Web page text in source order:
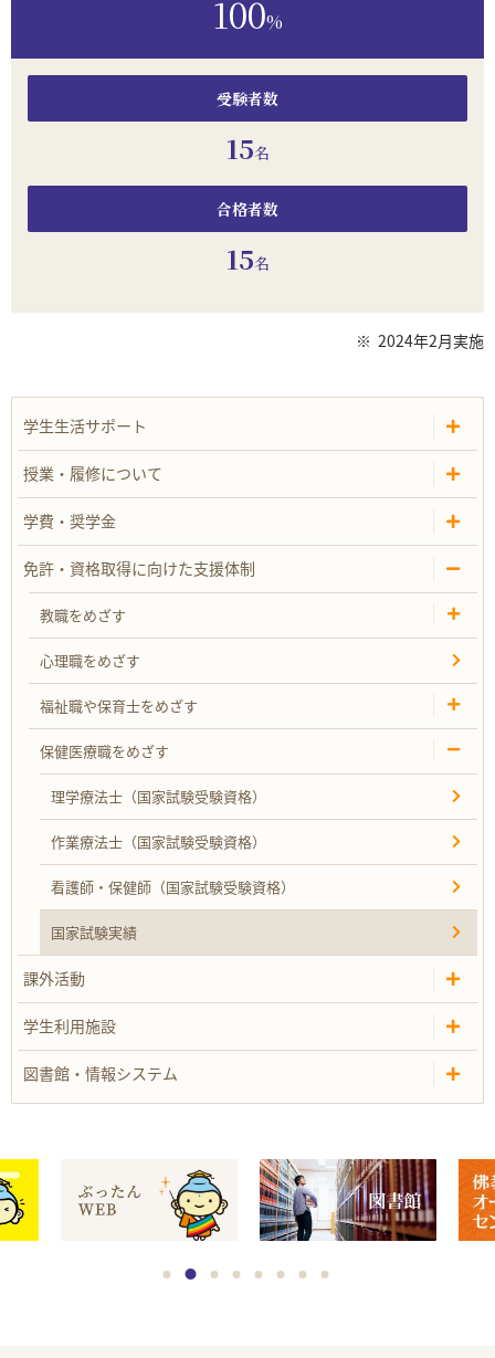
100%
受験者数
15名
合格者数
15名
※ 2024年2月実施
学生生活サポート
授業・履修について
学費・奨学金
免許・資格取得に向けた支援体制
教職をめざす
心理職をめざす
福祉職や保育士をめざす
保健医療職をめざす
理学療法士（国家試験受験資格）
作業療法士（国家試験受験資格）
看護師・保健師（国家試験受験資格）
国家試験実績
課外活動
学生利用施設
図書館・情報システム